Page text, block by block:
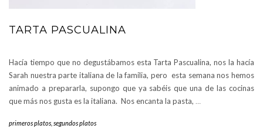
TARTA PASCUALINA
Hacía tiempo que no degustábamos esta Tarta Pascualina, nos la hacía
Sarah nuestra parte italiana de la familia, pero esta semana nos hemos
animado a prepararla, supongo que ya sabéis que una de las cocinas
que más nos gusta es la italiana. Nos encanta la pasta, …
primeros platos segundos platos